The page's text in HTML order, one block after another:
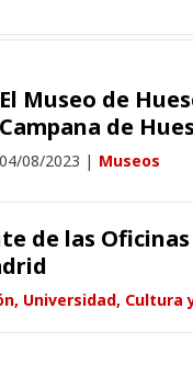
El Museo de
Campana de
04/08/2023 | Museos
de las
Universidad, Cultura